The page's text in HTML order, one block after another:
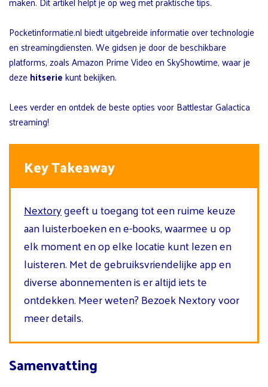
Pocketinformatie.nl biedt uitgebreide informatie over technologie
en streamingdiensten. We gidsen je door de beschikbare
platforms, zoals Amazon Prime Video en SkyShowtime, waar je
dezehitseriekunt bekijken.
Lees verder en ontdek de beste opties voor Battlestar Galactica
streaming!
Key Takeaway
Nextorygeeft u toegang tot een ruime keuze
aan luisterboeken en e-books, waarmee u op
elk moment en op elke locatie kunt lezen en
luisteren. Met de gebruiksvriendelijke app en
diverse abonnementen is er altijd iets te
ontdekken. Meer weten? Bezoek Nextory voor
meer details.
Samenvatting